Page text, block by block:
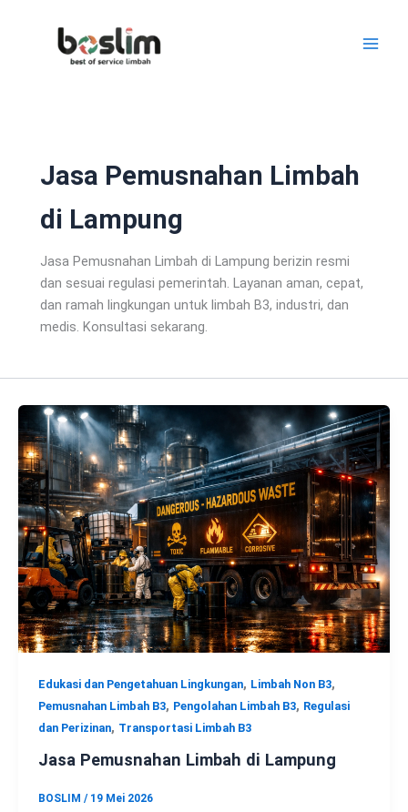
Jasa Pemusnahan Limbah
di Lampung
Jasa Pemusnahan Limbah di Lampung berizin resmi
dan sesuai regulasi pemerintah. Layanan aman, cepat,
dan ramah lingkungan untuk limbah B3, industri, dan
medis. Konsultasi sekarang.
Edukasi dan Pengetahuan Lingkungan, Limbah Non B3,
Pemusnahan Limbah B3, Pengolahan Limbah B3, Regulasi
dan Perizinan, Transportasi Limbah B3
Jasa Pemusnahan Limbah di Lampung
BOSLIM / 19 Mei 2026